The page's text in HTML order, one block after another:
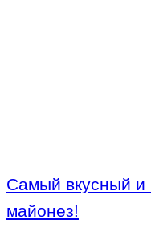
Самый вкусный
майонез!